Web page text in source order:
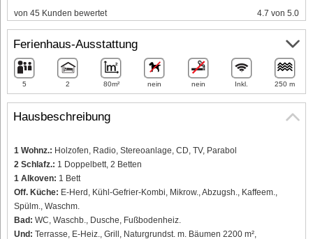
Hausbeschreibung
1 Wohnz.: Holzofen, Radio, Stereoanlage, CD, TV, Parabol
2 Schlafz.: 1 Doppelbett, 2 Betten
1 Alkoven: 1 Bett
Off. Küche: E-Herd, Kühl-Gefrier-Kombi, Mikrow., Abzugsh., Kaffeem.,
Spülm., Waschm.
Bad: WC, Waschb., Dusche, Fußbodenheiz.
Und: Terrasse, E-Heiz., Grill, Naturgrundst. m. Bäumen 2200 m²,
von 45 Kunden bewertet 4.7 von 5.0
Ferienhaus-Ausstattung
5 2 80m² nein nein Inkl. 250 m